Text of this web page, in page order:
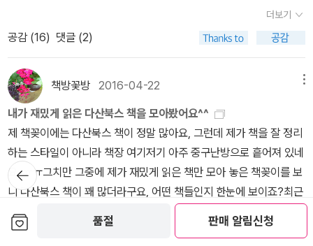
품절 판매 알림신청
상기하면 억지로 짜맞춘 느낌은 들지 않을 것이다. 이 가설은 100%
추론이지만 내가 보기엔 줄리언 반스'는 이 작품을 쓸 때 << 오이디
가 에이드리언에게 보낸 저주의 편지는 신탁 : 신이 사람을 매개자로
하여 그의 뜻을 나타내거나 인간의 물음에 대답하는 일 에 해당된다.
그러니까 토니'라는 인물은 신의 신탁을 에이드리언(오이디푸스) 에
게 전달하는 우편배달부'이다. << 오이디푸스 왕 >> 에서는 신탁 내
용이 오, 오오 ! 아들이 아버지를 죽이고 어머니와 동침할지어다 풍으
로 고상한 어투를 사용했지만 << 예감은 틀리지 않는다 >> 에서 신
탁 내용은 현대 작품답게 욕이 팔 할이다. 이 작품을 << 오이디푸스
왕 >> 을 새로운 스타일로 각색한 소설이라고 가정했을 때 에이드리
언과 베로니카 사이에는 근친 관계'가 성립되어야 한다. 서로 좋아하
처럼 실패할 것임을 미리 암시하는 것이나 마찬가지다. 결국 소설에
자리잡은 공백은 바로 독자에게 그와 같은 체험을 가져다 주려는 의
있는 모호성을 독자인 우리도 받아들이게끔 하기 위한 일종의 준비작
업인지도 모른다. 이는 무엇보다 소설에 나오는 세 가지의 죽음이 다
들 어떤 역할을 하는지 보게되면 명확해진다. 소설에서의 죽음은 한
결같은 작용을 한다. 즉 일단 사람들로 하여금 과거 속에 묻혀진 진실
을 찾도록 끌어들이지만 결국엔 오로지 그 죽어버린 자들만이 진실을
소유하고 있음을 인정하도록 만드는 것이다. 그러니까 이는 종국적이
고도 명확한 진실은 오로지 죽음만이 가질 수 있다는 의미이기도 하
다. 아마도 소설의 원제인 'THE SENSE OF ENDING' 역시도 바
로 이것을 암시하는 게 아닐까 싶다. 인간은 생의 종말을 향해 나아
두가 조금만 더 여유있게 살았더라면 달라졌을까. 그리고 혹시 내가
이리도 분노했던 것은 '나는 잘못이 없다'는 마음 속 한켠의 안도감 때
으로부터 회피하고 싶었던 것은 아닐까. 역설적이게도 세월호 사고를
지켜보며 미어졌던 내 가슴이 나에게도 책임이 있다는, 나도 사슬에
엮여 있다는 사실을 알려주었다. 그들과 대한민국이라는 같은 공동체
에 속한다는 이유 하나만으로도. 3.1415926535897932384
6… 우리가 보통 3.14라고 부르는 파이는. 우리가 이해할 수 없어 무
의미한, 아니 무의미해 보이는 무한한 숫자들의 연속이다. 세월호에
대한 내 책임도 아마 저 소수점 한참 뒤에 있는 숫자 하나만큼 미미할
지 모른다. 이 세상에서 내가 바꿀 수 있는 파이의 크기 역시 딱 그만
큼일지도. 하지만 우리가 가진 보잘것 없는 이 사슬 하나가 나비효과
그 사람에 대해 이렇다. 라고 말할 수 없는 영역이 있다는 것이다. 물
론 그럼에도 불구하고 사람은 살아야 하고 관계를 맺어야 한다는 것.
또 하나는 이런 것. 현대 소설의 모든 것이라고 말해도 과히 틀리지 않
은 리얼리즘. 그 한계는 분명하지만 그럼에도 불구하고 리얼리즘 소
설을 써 나갈 수 있고 써 나가야 한다는 점. 다만, 그 한계는 분명히 인
식한 상태에서 작품을 완성해 나가야 한다는 것. 반스가 말하고 싶어
한 어떤 것은 이런 것이 아니었을까 짐작해 본다. 4.소설의 전체 구
조를 더 단순히 말하자면 이런 것일지도 모르겠다. 자기 보존 능력이
있다는 토니의 자기 진술과 요점을 파악하지 못한다는 제3자가 토니
에게 충고했던 말 간의 간극. 또한 제3자가 토니에게 충고했다는 ‘요
점을 파악하지 못한다.’는 말. 그 말 또한 진짜로 제3자가 한 말인지
아닌지. 그 부분까지 생각한 간극. 이 간극들의 집합(무한을 포함한
기 때문에.소설과 무관하게 엉뚱하게 두 장면을 떠올리며, 만일 죽음
을 맞이하는 순간을 선택할 수 있다면 병으로 병원 응급실이나 중환
도 바다였는데 ... 뭐든 장담하지 않아야 한다. 2005년 줄리언 반스
는 [용감한 친구들](원제는 아서와 조지)로 가즈오 이시구로는 [나를
보내지마]로 각각 후보에 올랐던 모양이다. 스코틀랜드 작가 알리 스
미스는 내겐 낯선 작가라서 잘 모르겠다.줄리언 반스는 [예감은 틀리
지 않는다]로 2011년에 맨부커상을 탄다. 만일 [플로베르 앵무새]라
든지, [남아있는 나날]이 그해 [바다]와 붙었다면 수상내역이 달라지
지 않았을까? 그리고 묻는다. 이 소설들이 100년 200년이 흐른 뒤
에도 여전히 읽힐까. 많은 독서인들의 서가에 꽂혀 있을까. 그런 소설
일까. 2017년 1월 9일한차례 완독 후 다시 읽어가고 있는데 이 소설
등장인물이 시간을 거쳐 형성되어 가는 것이니까' 이런 류의 문장들
이 <예감은 틀리지 않는다>에 종종 나온다. 읽다가 문득 멈추어 생각
하게 되거나, 아, 이런 표현 하며 감탄한다. 어떤 갑갑함, 숨을 쉬기에
느끼는 일상적인 모호함 같은 것들을 해결하거나, 나 말고 너도?라는
공감을 느끼고 싶어 문학을 읽는다. 적어도 나는. 그렇지 않나..답을
찾기 위해 읽지는 않지만 답 같은 문장들이 종종 등장해주는 이런 류
의 소설들을 읽으며 마음이 단단해지고 숨이 쉬어진다. 왜인가. 그게
무엇인지 몰라 여기저기 흐트려놓은 감정의 찌꺼기들을 차분히 수습
해주는 이런 사유들. 그리고 삶 그 자체가 문학이다라고 느끼게 해주
는 스토리. 그리고. 마지막으로 하는 일은 작가 캐기이다. 뭐야 이런
글을 쓴 사람. 누구야? 대체. 이런 기분으로 작가를 검색한다. 줄리언
반스. 아, 남자였구나. 하지만 정말 자기 이름 같이 생겼네. 이런 말을
더보기
공감 (16) 댓글 (2)
책방꽃방 2016-04-22
내가 재밌게 읽은 다산북스 책을 모아봤어요^^
제 책꽂이에는 다산북스 책이 정말 많아요, 그런데 제가 책을 잘 정리
하는 스타일이 아니라 책장 여기저기 아주 중구난방으로 흩어져 있네
요, ㅠㅠ그치만 그중에 제가 재밌게 읽은 책만 모아 놓은 책꽂이를 보
니 다산북스 책이 꽤 많더라구요, 어떤 책들인지 한눈에 보이죠?최근
에 읽은 할머니가 미안하다고 전해달랬어요 까지!요 근래 감동적으로
읽은 책,지난해 읽은 오베라는 남자 책과 한쌍을 이루는 책이에요, 이
더보기
뒤로가
기